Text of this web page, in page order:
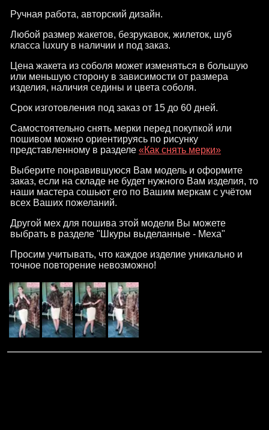
Ручная работа, авторский дизайн.
Любой размер жакетов, безрукавок, жилеток, шуб
класса luxury в наличии и под заказ.
Цена жакета из соболя может изменяться в большую
или меньшую сторону в зависимости от размера
изделия, наличия седины и цвета соболя.
Срок изготовления под заказ от 15 до 60 дней.
Самостоятельно снять мерки перед покупкой или
пошивом можно ориентируясь по рисунку
представленному в разделе «Как снять мерки»
Выберите понравившуюся Вам модель и оформите
заказ, если на складе не будет нужного Вам изделия, то
наши мастера сошьют его по Вашим меркам с учётом
всех Ваших пожеланий.
Другой мех для пошива этой модели Вы можете
выбрать в разделе "Шкуры выделанные - Меха"
Просим учитывать, что каждое изделие уникально и
точное повторение невозможно!